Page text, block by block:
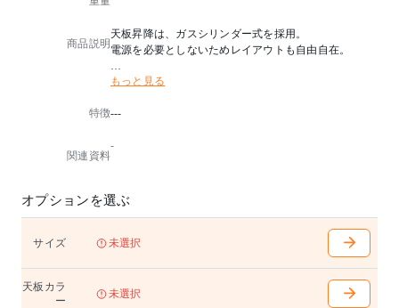
商品説明
天板昇降は、ガスシリンダー式を採用。
電源を必要としないためレイアウトも自由自在。
■天板昇降(ガスシリンダー式)機能付
もっと見る
特徴---
関連資料
-
オプションを選ぶ
サイズ 未選択
天板カラ
ー
未選択